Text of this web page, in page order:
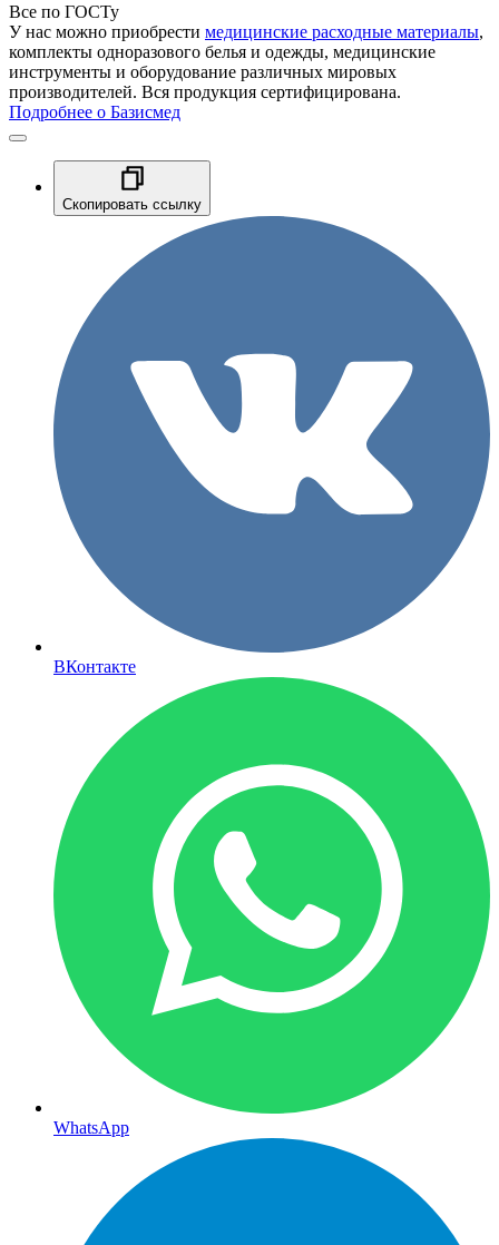
Все по ГОСТу
У нас можно приобрести медицинские расходные материалы,
комплекты одноразового белья и одежды, медицинские
инструменты и оборудование различных мировых
производителей. Вся продукция сертифицирована.
Подробнее о Базисмед
Скопировать ссылку
ВКонтакте
WhatsApp